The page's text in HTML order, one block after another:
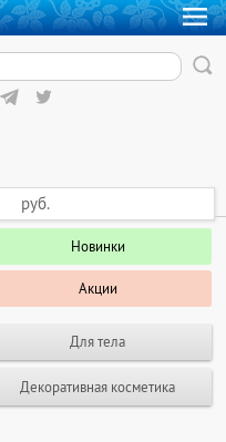
Новинки
Акции
Для тела
Декоративная косметика
руб.